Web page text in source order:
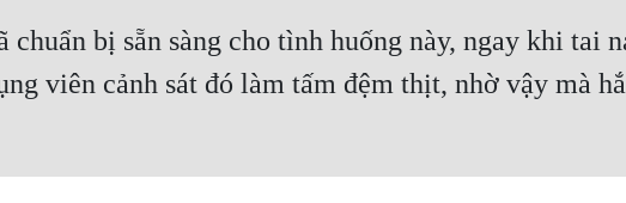
chuẩn bị sẵn sàng cho tình huống này, ngay khi tai
viên cảnh sát đó làm tấm đệm thịt, nhờ vậy mà